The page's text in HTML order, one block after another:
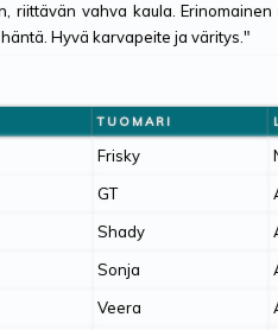
riittävän vahva kaula.
Hyvä karvapeite ja väritys."
TUOMARI
Frisky
GT
Shady
Sonja
Veera